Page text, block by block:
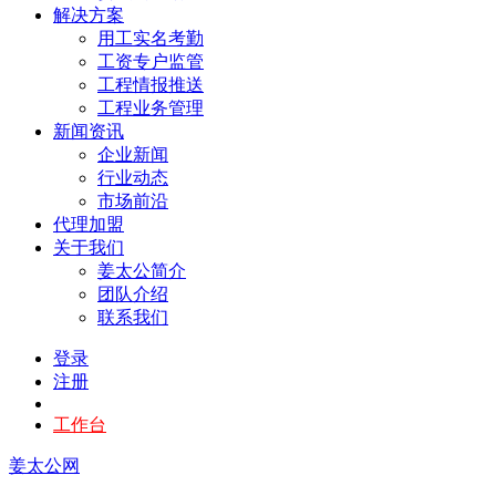
解决方案
用工实名考勤
工资专户监管
工程情报推送
工程业务管理
新闻资讯
企业新闻
行业动态
市场前沿
代理加盟
关于我们
姜太公简介
团队介绍
联系我们
登录
注册
工作台
姜太公网